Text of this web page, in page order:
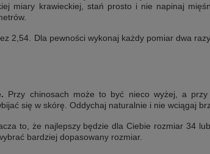
miary krawieckiej, stań prosto i nie napinaj
2,54. Dla pewności wykonaj każdy pomiar dwa
Przy chinosach może to być nieco wyżej, a przy
się w skórę. Oddychaj naturalnie i nie wciągaj
to, że najlepszy będzie dla Ciebie rozmiar 34
bardziej dopasowany rozmiar.